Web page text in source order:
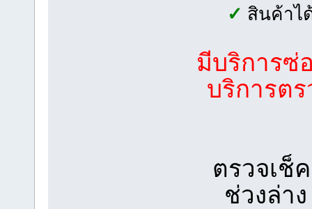
✓ สินค้าไ
มีบริการซ่
บริการต
ตรวจเช็
ช่วงล่า